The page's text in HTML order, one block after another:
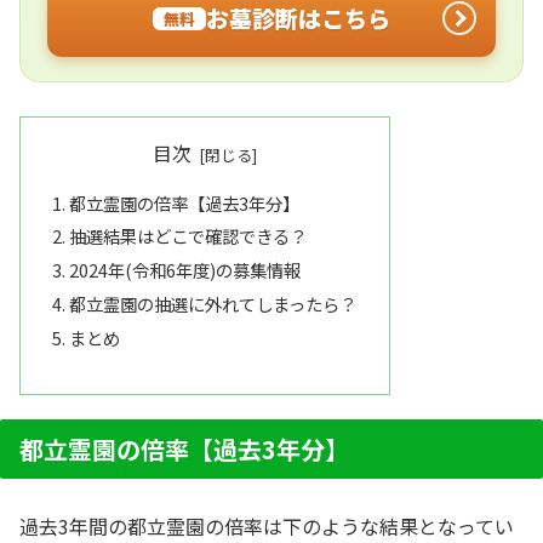
無料 お墓診断はこちら
目次
都立霊園の倍率【過去3年分】
抽選結果はどこで確認できる？
2024年(令和6年度)の募集情報
都立霊園の抽選に外れてしまったら？
まとめ
都立霊園の倍率【過去3年分】
過去3年間の都立霊園の倍率は下のような結果となってい